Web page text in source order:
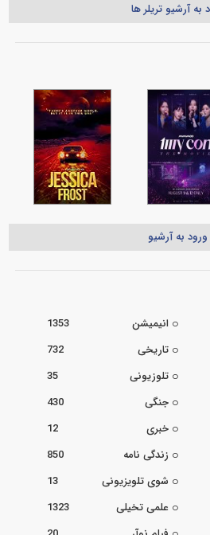
به آرشیو تریلر ها
ورود به آرشیو
انیمیشن
1353
تاریخی
732
تلوزیونی
35
جنگی
430
خبری
12
زندگی نامه
850
شوی تلویزیونی
13
علمی تخیلی
1323